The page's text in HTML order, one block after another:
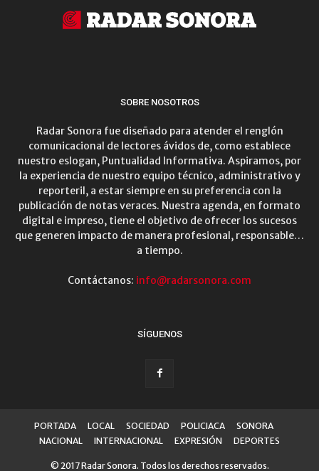
SOBRE NOSOTROS
Radar Sonora fue diseñado para atender el renglón
comunicacional de lectores ávidos de, como establece
nuestro eslogan, Puntualidad Informativa. Aspiramos, por
la experiencia de nuestro equipo técnico, administrativo y
reporteril, a estar siempre en su preferencia con la
publicación de notas veraces. Nuestra agenda, en formato
digital e impreso, tiene el objetivo de ofrecer los sucesos
que generen impacto de manera profesional, responsable…
a tiempo.
Contáctanos: info@radarsonora.com
SÍGUENOS
PORTADA LOCAL SOCIEDAD POLICIACA
SONORA
NACIONAL
INTERNACIONAL EXPRESIÓN DEPORTES
© 2017 Radar Sonora. Todos los derechos reservados.